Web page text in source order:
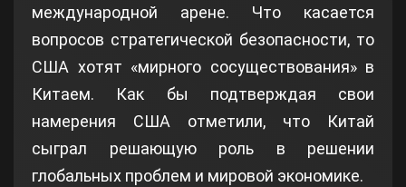
международной арене. Что касается
вопросов стратегической безопасности, то
США хотят «мирного сосуществования» в
Китаем. Как бы подтверждая свои
намерения США отметили, что Китай
сыграл решающую роль в решении
глобальных проблем и мировой экономике.